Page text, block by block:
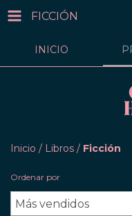
FICCIÓN
INICIO
Inicio / Libros / Ficción
Ordenar por